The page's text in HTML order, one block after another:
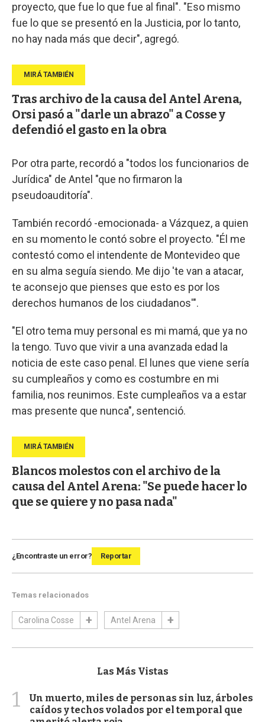
proyecto, que fue lo que fue al final". "Eso mismo
fue lo que se presentó en la Justicia, por lo tanto,
no hay nada más que decir", agregó.
Tras archivo de la causa del Antel Arena,
Orsi pasó a "darle un abrazo" a Cosse y
defendió el gasto en la obra
Por otra parte, recordó a "todos los funcionarios de
Jurídica" de Antel "que no firmaron la
pseudoauditoría".
También recordó -emocionada- a Vázquez, a quien
en su momento le contó sobre el proyecto. "Él me
contestó como el intendente de Montevideo que
en su alma seguía siendo. Me dijo 'te van a atacar,
te aconsejo que pienses que esto es por los
derechos humanos de los ciudadanos'".
"El otro tema muy personal es mi mamá, que ya no
la tengo. Tuvo que vivir a una avanzada edad la
noticia de este caso penal. El lunes que viene sería
su cumpleaños y como es costumbre en mi
familia, nos reunimos. Este cumpleaños va a estar
mas presente que nunca", sentenció.
Blancos molestos con el archivo de la
causa del Antel Arena: "Se puede hacer lo
que se quiere y no pasa nada"
¿Encontraste un error? Reportar
Temas relacionados
Carolina Cosse Antel Arena
Las Más Vistas
1
Un muerto, miles de personas sin luz, árboles
caídos y techos volados por el temporal que